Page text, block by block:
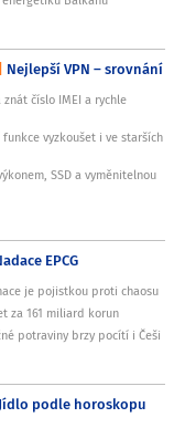
Nejlepší VPN – srovnání
číslo IMEI a rychle
vyzkoušet i ve starších
SSD a vyměnitelnou
EPCG
je pojistkou proti chaosu
za 161 miliard korun
potraviny brzy pocítí i Češi
podle horoskopu